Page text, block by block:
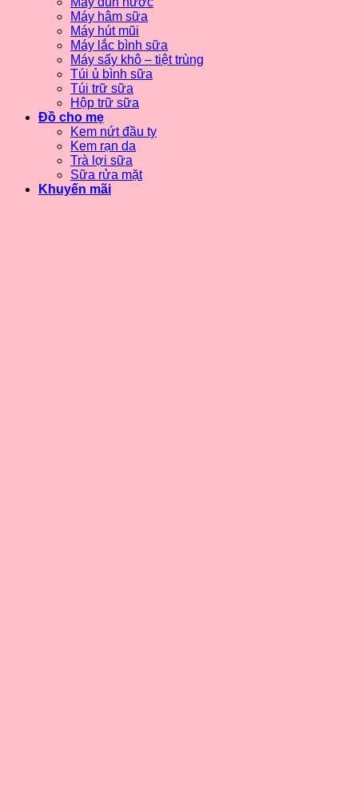
Máy hâm sữa
Máy hút mũi
Máy lắc bình sữa
Máy sấy khô – tiệt trùng
Túi ủ bình sữa
Túi trữ sữa
Hộp trữ sữa
Đồ cho mẹ
Kem nứt đầu ty
Kem rạn da
Trà lợi sữa
Sữa rửa mặt
Khuyến mãi